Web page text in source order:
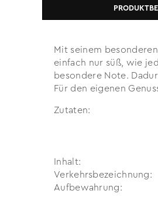
Mit seinem
einfach nur süß, wie
besondere Note.
Für den eigenen
Zutaten:
Inhalt:
Verkehrs­bezeichnung:
Aufbewahrung: